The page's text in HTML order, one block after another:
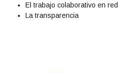
El trabajo colaborativo en red
La transparencia